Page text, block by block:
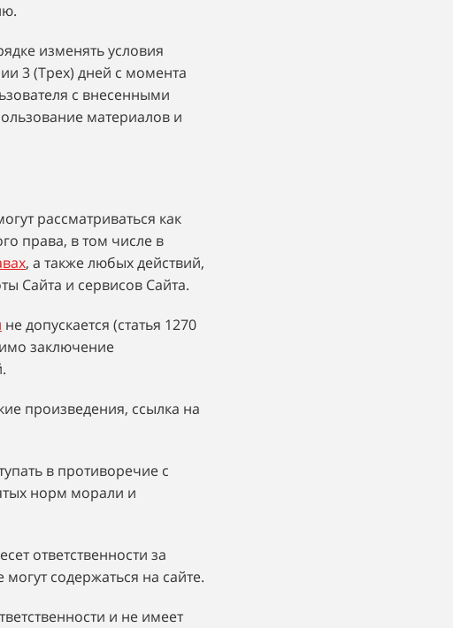
изменять условия
3 (Трех) дней с момента
с внесенными
материалов и
рассматриваться как
права, в том числе в
, а также любых действий,
Сайта и сервисов Сайта.
не допускается (статья 1270
заключение
произведения, ссылка на
в противоречие с
норм морали и
ответственности за
содержаться на сайте.
и не имеет